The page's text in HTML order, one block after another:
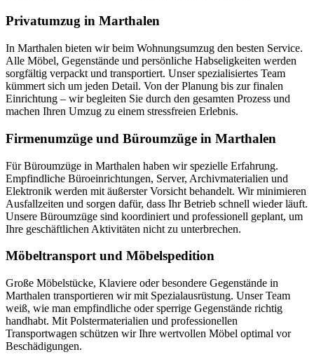
Privatumzug in Marthalen
In Marthalen bieten wir beim Wohnungsumzug den besten Service.
Alle Möbel, Gegenstände und persönliche Habseligkeiten werden
sorgfältig verpackt und transportiert. Unser spezialisiertes Team
kümmert sich um jeden Detail. Von der Planung bis zur finalen
Einrichtung – wir begleiten Sie durch den gesamten Prozess und
machen Ihren Umzug zu einem stressfreien Erlebnis.
Firmenumzüge und Büroumzüge in Marthalen
Für Büroumzüge in Marthalen haben wir spezielle Erfahrung.
Empfindliche Büroeinrichtungen, Server, Archivmaterialien und
Elektronik werden mit äußerster Vorsicht behandelt. Wir minimieren
Ausfallzeiten und sorgen dafür, dass Ihr Betrieb schnell wieder läuft.
Unsere Büroumzüge sind koordiniert und professionell geplant, um
Ihre geschäftlichen Aktivitäten nicht zu unterbrechen.
Möbeltransport und Möbelspedition
Große Möbelstücke, Klaviere oder besondere Gegenstände in
Marthalen transportieren wir mit Spezialausrüstung. Unser Team
weiß, wie man empfindliche oder sperrige Gegenstände richtig
handhabt. Mit Polstermaterialien und professionellen
Transportwagen schützen wir Ihre wertvollen Möbel optimal vor
Beschädigungen.